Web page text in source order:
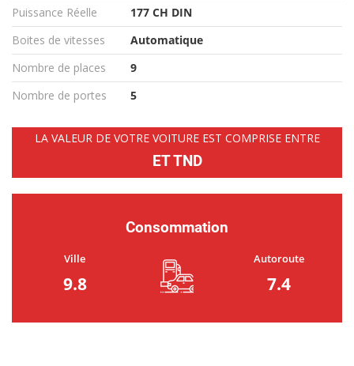
Puissance Réelle
177 CH DIN
Boites de vitesses
Automatique
Nombre de places
9
Nombre de portes
5
LA VALEUR DE VOTRE VOITURE EST COMPRISE ENTRE
ET TND
Consommation
Ville
9.8
Autoroute
7.4